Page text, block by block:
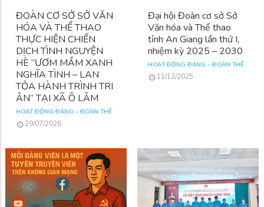
ĐOÀN CƠ SỞ SỞ VĂN
HÓA VÀ THỂ THAO
THỰC HIỆN CHIẾN
DỊCH TÌNH NGUYỆN
HÈ “ƯƠM MẦM XANH
NGHĨA TÌNH – LAN
TỎA HÀNH TRÌNH TRI
ÂN” TẠI XÃ Ô LÂM
HOẠT ĐỘNG ĐẢNG – ĐOÀN THỂ
29/07/2026
Đại hội Đoàn cơ sở Sở
Văn hóa và Thể thao
tỉnh An Giang lần thứ I,
nhiệm kỳ 2025 – 2030
HOẠT ĐỘNG ĐẢNG – ĐOÀN THỂ
11/12/2025